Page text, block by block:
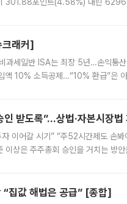
래커]
과세일반 ISA는 최장 5년…손익통
액 10% 소득공제…“10% 환급”은
받도록”…상법·자본시장법
이어갈 시기” “주52시간제도 손
상은 주주총회 승인을 거치는 방안
집값 해법은 공급” [종합]